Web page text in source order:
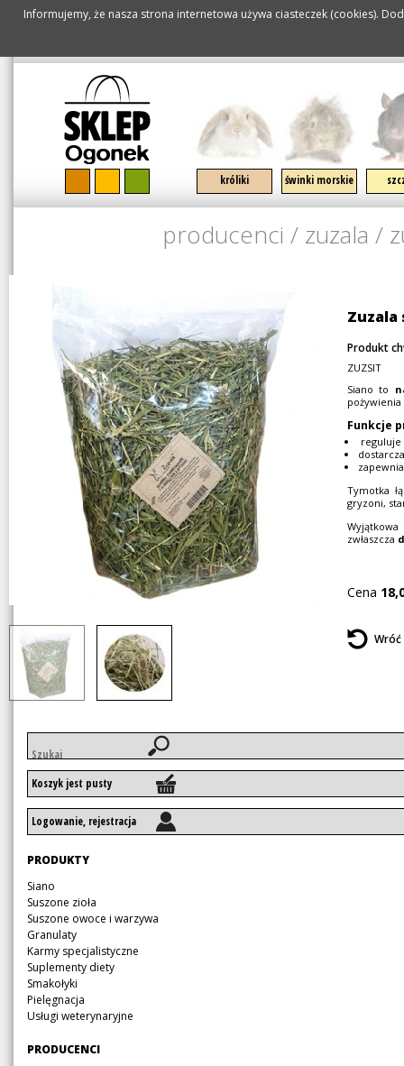
pomiń nawigację
króliki
świnki morskie
producenci / zuzala /
Zuzala
Produkt
ZUZSIT
Siano to
Funkcje
reguluje
Tymotka
gryzoni,
zwłaszcza
Cena
Wróć
kluczowe
Koszyk jest pusty
Logowanie, rejestracja
Pomiń
nawigację
PRODUKTY
Pomiń
nawigację
Siano
Suszone zioła
Suszone owoce i warzywa
Granulaty
Karmy specjalistyczne
Suplementy diety
Smakołyki
Pielęgnacja
Usługi weterynaryjne
Pomiń
nawigację
PRODUCENCI
Informujemy, że nasza strona internetowa używa ciasteczek (cookies).